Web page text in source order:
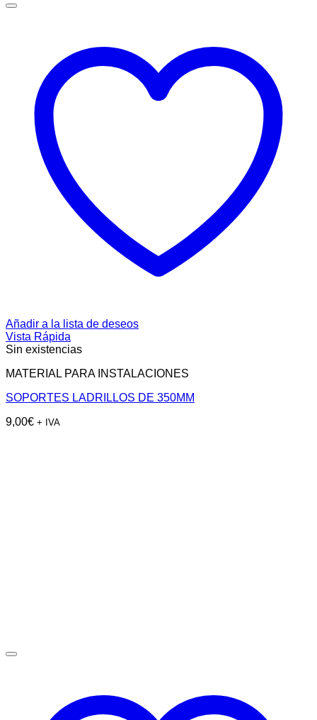
Añadir a la lista de deseos
Vista Rápida
Sin existencias
MATERIAL PARA INSTALACIONES
SOPORTES LADRILLOS DE 350MM
9,00€ + IVA